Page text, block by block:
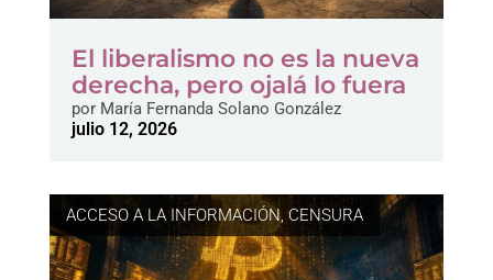
El liberalismo no es la nueva
derecha, pero ojalá lo fuera
porMaría Fernanda Solano González
julio 12, 2026
ACCESO A LA INFORMACIÓN,CENSURA